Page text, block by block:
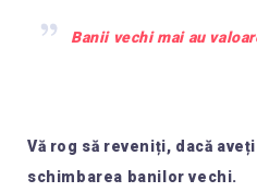
Banii vechi mai au
Vă rog să reveniți, dacă
schimbarea banilor vechi.